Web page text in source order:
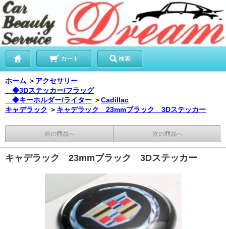
カート 検索
ホーム ＞ アクセサリー
◆3Dステッカー/フラッグ
◆キーホルダー/ライター ＞Cadillac
キャデラック ＞ キャデラック 23mmブラック 3Dステッカー
前の商品へ 次の商品へ
キャデラック 23mmブラック 3Dステッカー